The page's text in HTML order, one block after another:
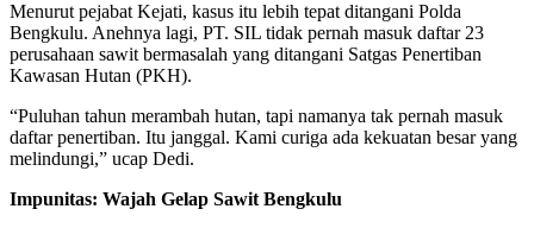
Menurut pejabat Kejati, kasus itu lebih tepat ditangani Polda
Bengkulu. Anehnya lagi, PT. SIL tidak pernah masuk daftar 23
perusahaan sawit bermasalah yang ditangani Satgas Penertiban
Kawasan Hutan (PKH).
“Puluhan tahun merambah hutan, tapi namanya tak pernah masuk
daftar penertiban. Itu janggal. Kami curiga ada kekuatan besar yang
melindungi,” ucap Dedi.
Impunitas: Wajah Gelap Sawit Bengkulu